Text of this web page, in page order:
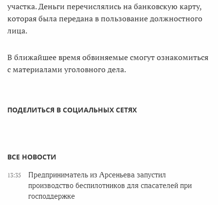
участка. Деньги перечислялись на банковскую карту,
которая была передана в пользование должностного
лица.
В ближайшее время обвиняемые смогут ознакомиться
с материалами уголовного дела.
ПОДЕЛИТЬСЯ В СОЦИАЛЬНЫХ СЕТЯХ
ВСЕ НОВОСТИ
13:35
Предприниматель из Арсеньева запустил
производство беспилотников для спасателей при
господдержке